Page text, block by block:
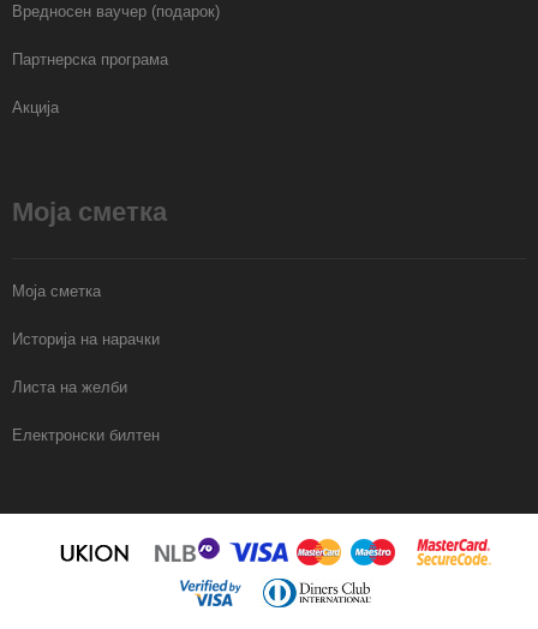
Вредносен ваучер (подарок)
Партнерска програма
Акција
Моја сметка
Моја сметка
Историја на нарачки
Листа на желби
Електронски билтен